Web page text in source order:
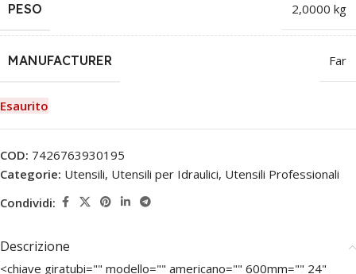
PESO 2,0000 kg
MANUFACTURER Far
Esaurito
COD: 7426763930195
Categorie: Utensili, Utensili per Idraulici, Utensili Professionali
Condividi:
Descrizione
<chiave giratubi="" modello="" americano="" 600mm="" 24"